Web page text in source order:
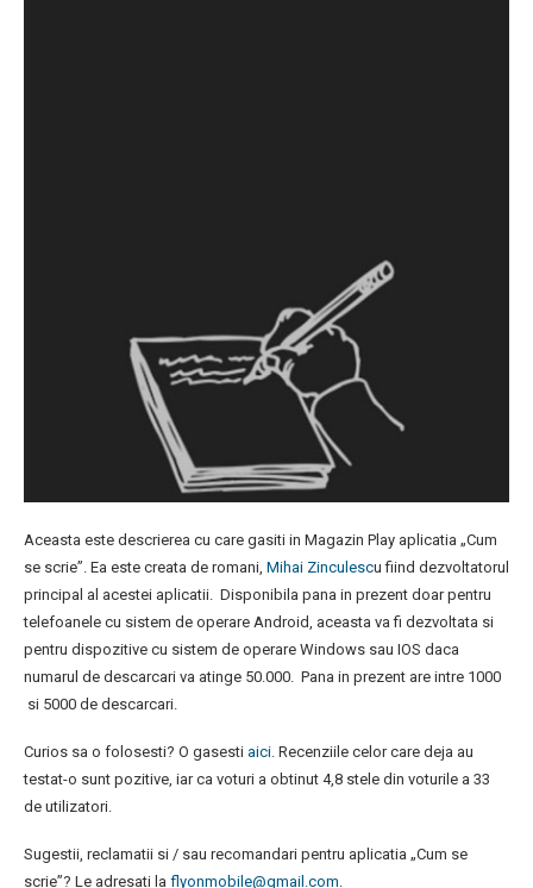
Aceasta este descrierea cu care gasiti in Magazin Play aplicatia „Cum
se scrie”. Ea este creata de romani, Mihai Zinculescu fiind dezvoltatorul
principal al acestei aplicatii. Disponibila pana in prezent doar pentru
telefoanele cu sistem de operare Android, aceasta va fi dezvoltata si
pentru dispozitive cu sistem de operare Windows sau IOS daca
numarul de descarcari va atinge 50.000. Pana in prezent are intre 1000
si 5000 de descarcari.
Curios sa o folosesti? O gasesti aici. Recenziile celor care deja au
testat-o sunt pozitive, iar ca voturi a obtinut 4,8 stele din voturile a 33
de utilizatori.
Sugestii, reclamatii si / sau recomandari pentru aplicatia „Cum se
scrie”? Le adresati la flyonmobile@gmail.com.